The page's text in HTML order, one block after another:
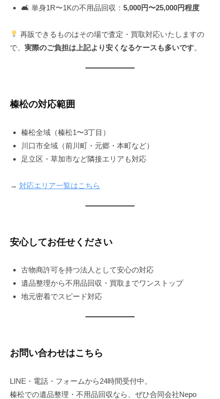
🛋 単身1R〜1Kの不用品回収： 5,000円〜25,000円程度
再販できるものはその場で査定・買取対応いたしますの
で、 実際のご負担は上記より安くなるケースも多いです。
榛松の対応範囲
榛松全域（榛松1〜3丁目）
川口市全域（前川町・元郷・本町など）
足立区・草加市など隣接エリアも対応
→ 対応エリア一覧はこちら
安心してお任せください
古物商許可を持つ法人として安心の対応
遺品整理から不用品回収・買取までワンストップ
地元密着でスピード対応
お問い合わせはこちら
LINE・電話・フォームから24時間受付中。
榛松での遺品整理・不用品回収なら、ぜひ合同会社Nepo